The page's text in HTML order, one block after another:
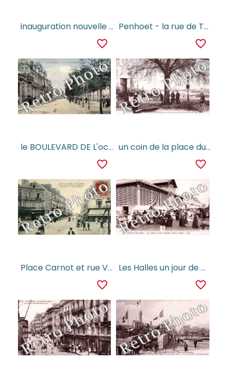
inauguration nouvelle entree du port
favorite_border
Penhoet - la rue de Trignac
favorite_border
le BOULEVARD DE L'ocean
favorite_border
un coin de la place du Bassin avant les travaux de la nouvelle entree 1902
favorite_border
Place Carnot et rue Ville-ès-Martin dans sa partie aboutissant à la place du Bassin
favorite_border
Les Halles un jour de Marche et Rue du Palais
favorite_border